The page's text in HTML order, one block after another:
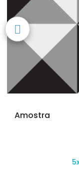
Amostra